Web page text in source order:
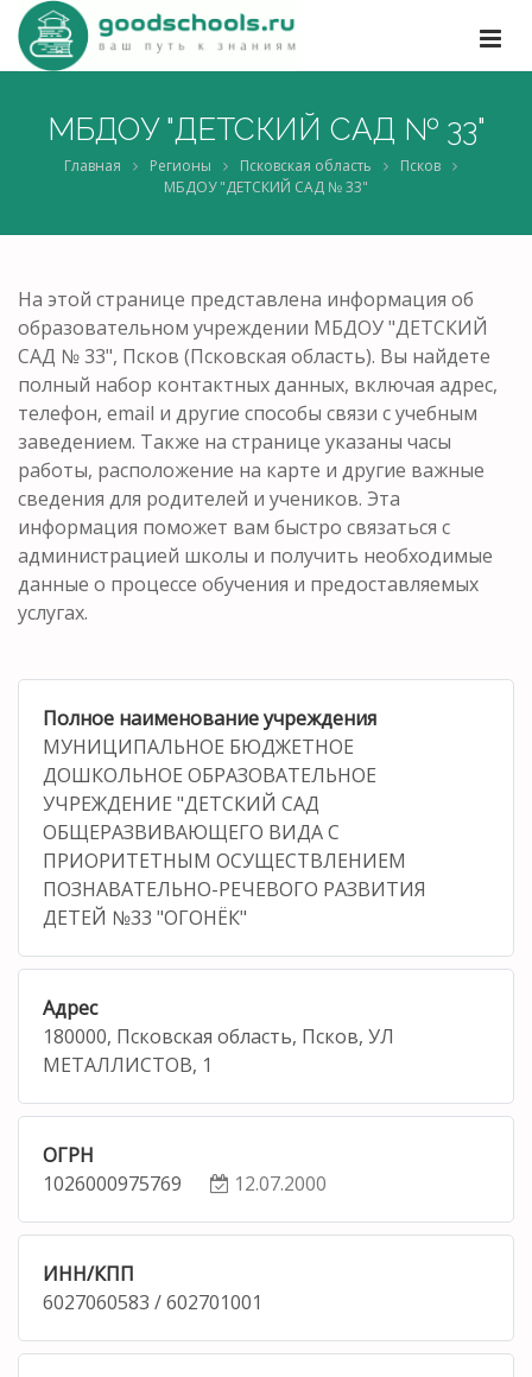
МБДОУ "ДЕТСКИЙ САД № 33"
Главная Регионы Псковская область
Псков
МБДОУ "ДЕТСКИЙ САД № 33"
На этой странице представлена информация об
образовательном учреждении МБДОУ "ДЕТСКИЙ
САД № 33", Псков (Псковская область). Вы найдете
полный набор контактных данных, включая адрес,
телефон, email и другие способы связи с учебным
заведением. Также на странице указаны часы
работы, расположение на карте и другие важные
сведения для родителей и учеников. Эта
информация поможет вам быстро связаться с
администрацией школы и получить необходимые
данные о процессе обучения и предоставляемых
услугах.
Полное наименование учреждения
МУНИЦИПАЛЬНОЕ БЮДЖЕТНОЕ
ДОШКОЛЬНОЕ ОБРАЗОВАТЕЛЬНОЕ
УЧРЕЖДЕНИЕ "ДЕТСКИЙ САД
ОБЩЕРАЗВИВАЮЩЕГО ВИДА С
ПРИОРИТЕТНЫМ ОСУЩЕСТВЛЕНИЕМ
ПОЗНАВАТЕЛЬНО-РЕЧЕВОГО РАЗВИТИЯ
ДЕТЕЙ №33 "ОГОНЁК"
Адрес
180000, Псковская область, Псков, УЛ
МЕТАЛЛИСТОВ, 1
ОГРН
1026000975769
12.07.2000
ИНН/КПП
6027060583 / 602701001